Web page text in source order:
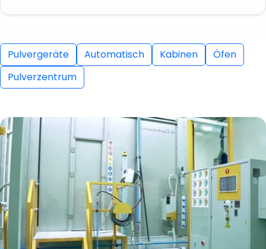
Pulvergeräte Automatisch Kabinen
Öfen
Pulverzentrum